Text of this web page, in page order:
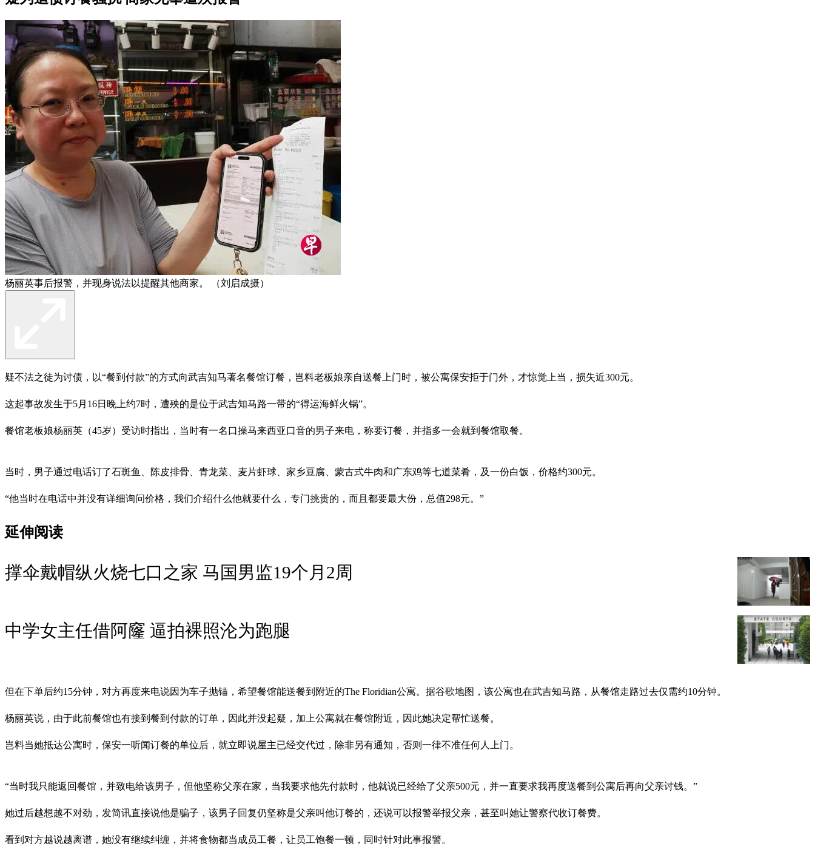
杨丽英事后报警，并现身说法以提醒其他商家。 （刘启成摄）
疑不法之徒为讨债，以“餐到付款”的方式向武吉知马著名餐馆订餐，岂料老板娘亲自送餐上门时，被公寓保安拒于门外，才惊觉上当，损失近300元。
这起事故发生于5月16日晚上约7时，遭殃的是位于武吉知马路一带的“得运海鲜火锅”。
餐馆老板娘杨丽英（45岁）受访时指出，当时有一名口操马来西亚口音的男子来电，称要订餐，并指多一会就到餐馆取餐。
当时，男子通过电话订了石斑鱼、陈皮排骨、青龙菜、麦片虾球、家乡豆腐、蒙古式牛肉和广东鸡等七道菜肴，及一份白饭，价格约300元。
“他当时在电话中并没有详细询问价格，我们介绍什么他就要什么，专门挑贵的，而且都要最大份，总值298元。”
延伸阅读
撑伞戴帽纵火烧七口之家 马国男监19个月2周
中学女主任借阿窿 逼拍裸照沦为跑腿
但在下单后约15分钟，对方再度来电说因为车子抛锚，希望餐馆能送餐到附近的The Floridian公寓。据谷歌地图，该公寓也在武吉知马路，从餐馆走路过去仅需约10分钟。
杨丽英说，由于此前餐馆也有接到餐到付款的订单，因此并没起疑，加上公寓就在餐馆附近，因此她决定帮忙送餐。
岂料当她抵达公寓时，保安一听闻订餐的单位后，就立即说屋主已经交代过，除非另有通知，否则一律不准任何人上门。
“当时我只能返回餐馆，并致电给该男子，但他坚称父亲在家，当我要求他先付款时，他就说已经给了父亲500元，并一直要求我再度送餐到公寓后再向父亲讨钱。”
她过后越想越不对劲，发简讯直接说他是骗子，该男子回复仍坚称是父亲叫他订餐的，还说可以报警举报父亲，甚至叫她让警察代收订餐费。
看到对方越说越离谱，她没有继续纠缠，并将食物都当成员工餐，让员工饱餐一顿，同时针对此事报警。